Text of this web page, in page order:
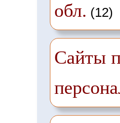
обл. (12)
Сайты